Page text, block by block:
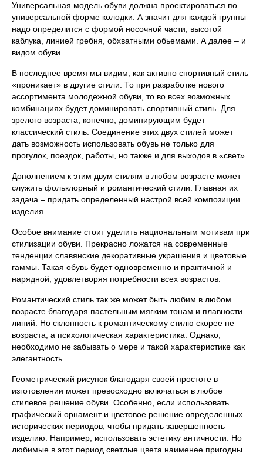
Универсальная модель обуви должна проектироваться по
универсальной форме колодки. А значит для каждой группы
надо определится с формой носочной части, высотой
каблука, линией гребня, обхватными обьемами. А далее – и
видом обуви.
В последнее время мы видим, как активно спортивный стиль
«проникает» в другие стили. То при разработке нового
ассортимента молодежной обуви, то во всех возможных
комбинациях будет доминировать спортивный стиль. Для
зрелого возраста, конечно, доминирующим будет
классический стиль. Соединение этих двух стилей может
дать возможность использовать обувь не только для
прогулок, поездок, работы, но также и для выходов в «свет».
Дополнением к этим двум стилям в любом возрасте может
служить фольклорный и романтический стили. Главная их
задача – придать определенный настрой всей композиции
изделия.
Особое внимание стоит уделить национальным мотивам при
стилизации обуви. Прекрасно ложатся на современные
тенденции славянские декоративные украшения и цветовые
гаммы. Такая обувь будет одновременно и практичной и
нарядной, удовлетворяя потребности всех возрастов.
Романтический стиль так же может быть любим в любом
возрасте благодаря пастельным мягким тонам и плавности
линий. Но склонность к романтическому стилю скорее не
возраста, а психологическая характеристика. Однако,
необходимо не забывать о мере и такой характеристике как
элегантность.
Геометрический рисунок благодаря своей простоте в
изготовлении может превосходно включаться в любое
стилевое решение обуви. Особенно, если использовать
графический орнамент и цветовое решение определенных
исторических периодов, чтобы придать завершенность
изделию. Например, использовать эстетику античности. Но
любимые в этот период светлые цвета наименее пригодны